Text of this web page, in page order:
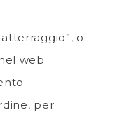
o
web
per